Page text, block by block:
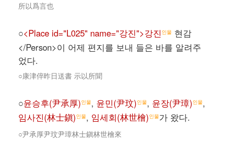
所以爲言也
○<Place id="L025" name="강진">강진 인물 현감
</Person>이 어제 편지를 보내 들은 바를 알려주
었다.
○康津倅昨日送書 示以所聞
○윤승후(尹承厚)인물, 윤민(尹玟)인물, 윤장(尹璋)인물,
임사진(林士鎭)인물, 임세회(林世檜)인물가 왔다.
○尹承厚尹玟尹璋林士鎭林世檜來